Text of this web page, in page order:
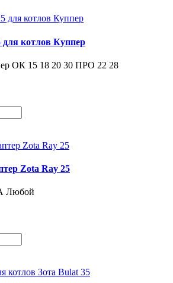
для котлов Куппер
ОК 15 18 20 30 ПРО 22 28
Zota Ray 25
Любой